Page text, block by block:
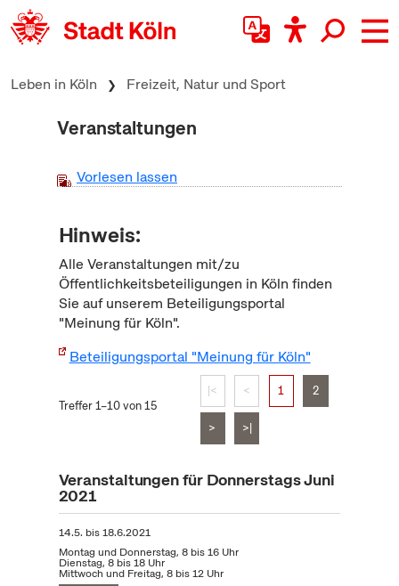
zum Inhalt springen
Leben in Köln Freizeit, Natur und Sport
Veranstaltungen
Vorlesen lassen
Hinweis:
Alle Veranstaltungen mit/zu
Öffentlichkeitsbeteiligungen in Köln finden
Sie auf unserem Beteiligungsportal
"Meinung für Köln".
Beteiligungsportal "Meinung für Köln"
Treffer 1–10 von 15
|< < 1 2
> >|
Veranstaltungen für Donnerstags Juni
2021
14.5. bis18.6.2021
Montag und Donnerstag, 8 bis 16 Uhr
Dienstag, 8 bis 18 Uhr
Mittwoch und Freitag, 8 bis 12 Uhr